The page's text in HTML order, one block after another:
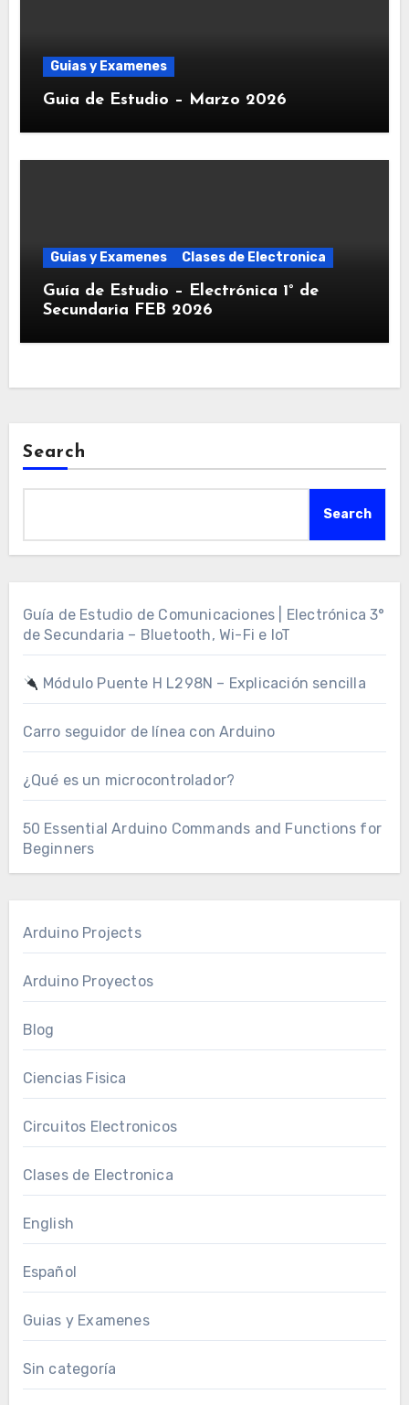
Guias y Examenes
Guia de Estudio – Marzo 2026
Guias y Examenes Clases de Electronica
Guía de Estudio – Electrónica 1° de
Secundaria FEB 2026
Search
Search
Guía de Estudio de Comunicaciones | Electrónica 3°
de Secundaria – Bluetooth, Wi-Fi e IoT
Módulo Puente H L298N – Explicación sencilla
Carro seguidor de línea con Arduino
¿Qué es un microcontrolador?
50 Essential Arduino Commands and Functions for
Beginners
Arduino Projects
Arduino Proyectos
Blog
Ciencias Fisica
Circuitos Electronicos
Clases de Electronica
English
Español
Guias y Examenes
Sin categoría